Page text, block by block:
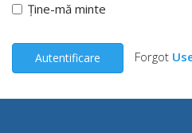
Ține-mă minte
Autentificare Forgot